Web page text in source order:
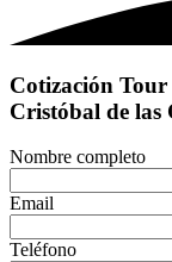
Cotización Tour
Cristóbal de las
Nombre completo
Email
Teléfono